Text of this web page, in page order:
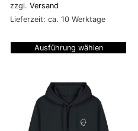
zzgl.Versand
Lieferzeit: ca. 10 Werktage
Ausführung wählen